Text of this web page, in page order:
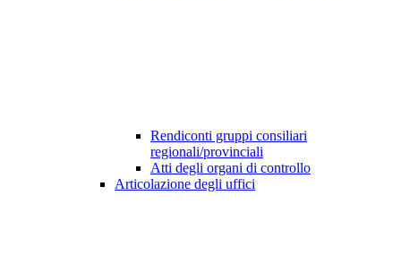
Rendiconti gruppi consiliari
regionali/provinciali
Atti degli organi di controllo
Articolazione degli uffici